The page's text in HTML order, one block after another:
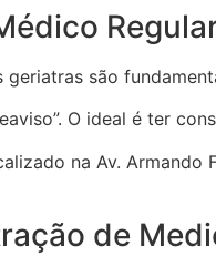
são
O ideal é ter
na Av. Armando
de